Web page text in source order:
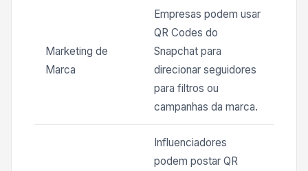
Marketing de
Marca
Empresas podem usar
QR Codes do
Snapchat para
direcionar seguidores
para filtros ou
campanhas da marca.
Influenciadores
podem postar QR